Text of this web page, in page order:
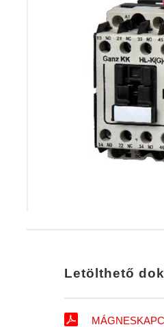
Letölthető